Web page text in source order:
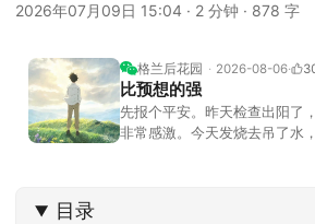
2026年07月09日 15:04 · 2 分钟 · 878 字
格兰后花园 2026-08-06
比预想的强
先报个平安。昨天检查出阳了
非常感激。今天发烧去吊了水
目录